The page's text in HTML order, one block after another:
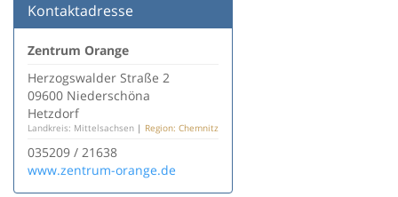
Kontaktadresse
Zentrum Orange
Herzogswalder Straße 2
09600 Niederschöna
Hetzdorf
Landkreis: Mittelsachsen | Region: Chemnitz
035209 / 21638
www.zentrum-orange.de